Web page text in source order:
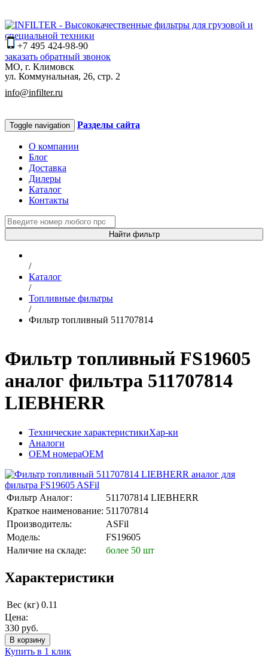
+7 495 424-98-90
заказать обратный звонок
МО, г. Климовск
ул. Коммунальная, 26, стр. 2
info@infilter.ru
Toggle navigation Разделы сайта
О компании
Блог
Доставка
Дилеры
Каталог
Контакты
Найти фильтр
/
Каталог
/
Топливные фильтры
/
Фильтр топливный 511707814
Фильтр топливный FS19605
аналог фильтра 511707814
LIEBHERR
Технические характеристикиХар-ки
Аналоги
OEM номераOEM
Фильтр Аналог:
511707814 LIEBHERR
Краткое наименование: 511707814
Производитель:
ASFil
Модель:
FS19605
Наличие на складе:
более 50 шт
Характеристики
Вес (кг) 0.11
Цена:
330 руб.
Купить в 1 клик